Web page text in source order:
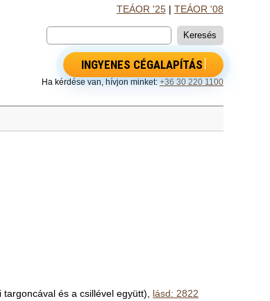
TEÁOR '25| TEÁOR '08
INGYENES CÉGALAPÍTÁS
Ha kérdése van, hívjon minket: +36 30 220 1100
és a csillével együtt), lásd: 2822